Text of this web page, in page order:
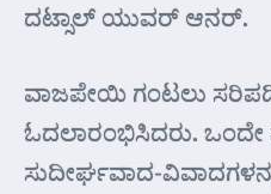
ದಟ್ಸಾಲ್ ಯುವರ್‍ ಆನರ್‍.
ವಾಜಪೇಯಿ ಗಂಟಲು
ಓದಲಾರಂಭಿಸಿದರು.
ಸುದೀರ್ಘವಾದ-